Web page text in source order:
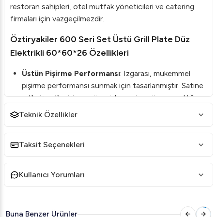
restoran sahipleri, otel mutfak yöneticileri ve catering
firmaları için vazgeçilmezdir.
Öztiryakiler 600 Seri Set Üstü Grill Plate Düz
Elektrikli 60*60*26 Özellikleri
Üstün Pişirme Performansı: Izgarası, mükemmel
pişirme performansı sunmak için tasarlanmıştır. Satine
edilmiş çelik pişirme yüzeyi, homojen yüzey sıcaklığı
sağlar.
Kolay Temizlik ve Hijyen: Opsiyonel sert krom
1 litre hacmindeki yağ haznesine kolayca akar.
Teknik Özellikler
Taksit Seçenekleri
Kullanıcı Yorumları
Buna Benzer Ürünler